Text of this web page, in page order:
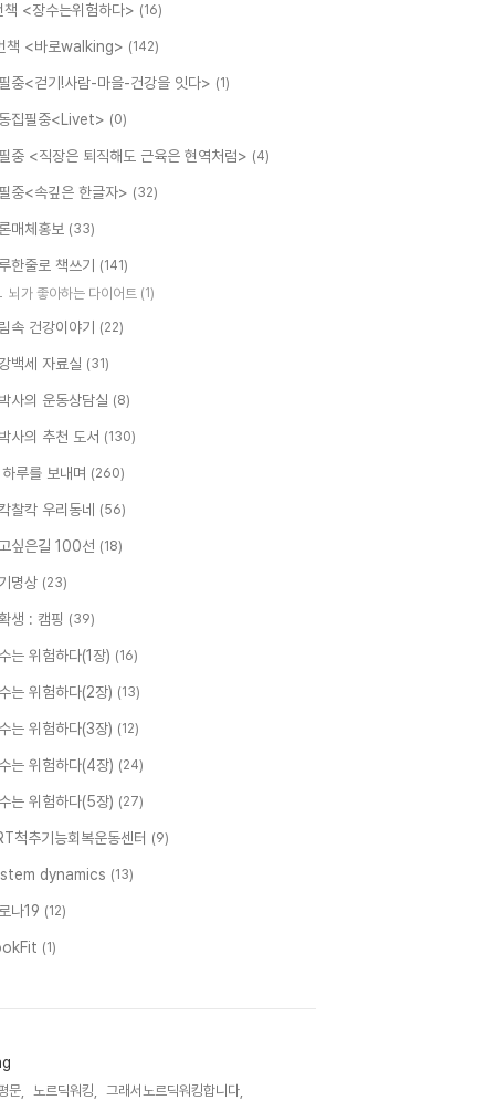
책 <장수는위험하다> (16)
책 <바로walking> (142)
중<걷기!사람-마을-건강을 잇다> (1)
집필중<Livet> (0)
중 <직장은 퇴직해도 근육은 현역처럼> (4)
중<속깊은 한글자> (32)
매체홍보 (33)
한줄로 책쓰기 (141)
뇌가 좋아하는 다이어트 (1)
속 건강이야기 (22)
백세 자료실 (31)
사의 운동상담실 (8)
사의 추천 도서 (130)
루를 보내며 (260)
찰칵 우리동네 (56)
싶은길 100선 (18)
명상 (23)
생 : 캠핑 (39)
는 위험하다(1장) (16)
는 위험하다(2장) (13)
는 위험하다(3장) (12)
는 위험하다(4장) (24)
는 위험하다(5장) (27)
척추기능회복운동센터 (9)
dynamics (13)
나19 (12)
(1)
문, 노르딕워킹,
그래서노르딕워킹합니다,